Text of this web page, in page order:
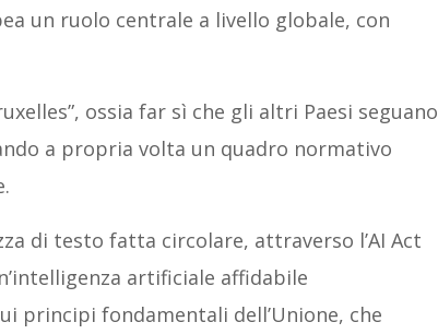
un ruolo centrale a livello globale, con
ossia far sì che gli altri Paesi seguano
a propria volta un quadro normativo
di testo fatta circolare, attraverso l’AI Act
artificiale affidabile
principi fondamentali dell’Unione, che